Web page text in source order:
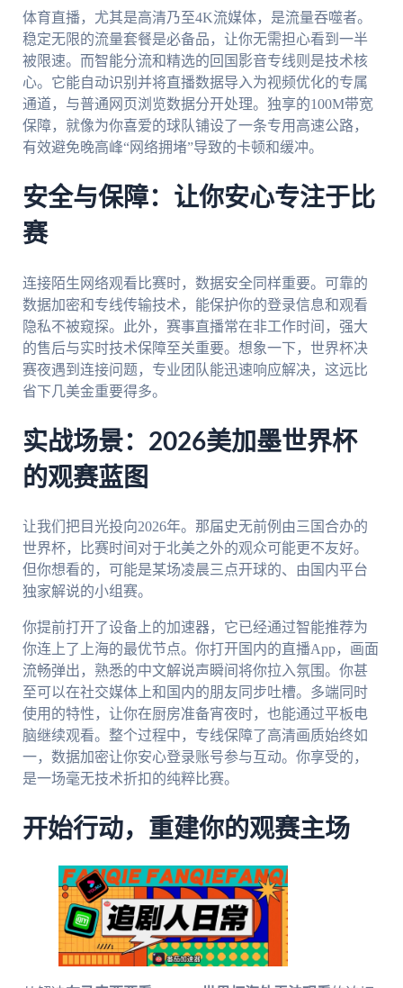
体育直播，尤其是高清乃至4K流媒体，是流量吞噬者。
稳定无限的流量套餐是必备品，让你无需担心看到一半
被限速。而智能分流和精选的回国影音专线则是技术核
心。它能自动识别并将直播数据导入为视频优化的专属
通道，与普通网页浏览数据分开处理。独享的100M带宽
保障，就像为你喜爱的球队铺设了一条专用高速公路，
有效避免晚高峰“网络拥堵”导致的卡顿和缓冲。
安全与保障：让你安心专注于比
赛
连接陌生网络观看比赛时，数据安全同样重要。可靠的
数据加密和专线传输技术，能保护你的登录信息和观看
隐私不被窥探。此外，赛事直播常在非工作时间，强大
的售后与实时技术保障至关重要。想象一下，世界杯决
赛夜遇到连接问题，专业团队能迅速响应解决，这远比
省下几美金重要得多。
实战场景：2026美加墨世界杯
的观赛蓝图
让我们把目光投向2026年。那届史无前例由三国合办的
世界杯，比赛时间对于北美之外的观众可能更不友好。
但你想看的，可能是某场凌晨三点开球的、由国内平台
独家解说的小组赛。
你提前打开了设备上的加速器，它已经通过智能推荐为
你连上了上海的最优节点。你打开国内的直播App，画面
流畅弹出，熟悉的中文解说声瞬间将你拉入氛围。你甚
至可以在社交媒体上和国内的朋友同步吐槽。多端同时
使用的特性，让你在厨房准备宵夜时，也能通过平板电
脑继续观看。整个过程中，专线保障了高清画质始终如
一，数据加密让你安心登录账号参与互动。你享受的，
是一场毫无技术折扣的纯粹比赛。
开始行动，重建你的观赛主场